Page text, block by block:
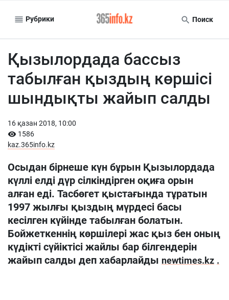
Рубрики Поиск
Қызылордада бассыз
табылған қыздың көршісі
шындықты жайып салды
16 қазан 2018, 10:00
1586
kaz.365info.kz
Осыдан бірнеше күн бұрын Қызылордада
күллі елді дүр сілкіндірген оқиға орын
алған еді. Тасбөгет қыстағында тұратын
1997 жылғы қыздың мүрдесі басы
кесілген күйінде табылған болатын.
Бойжеткеннің көршілері жас қыз бен оның
күдікті сүйіктісі жайлы бар білгендерін
жайып салды деп хабарлайды newtimes.kz .